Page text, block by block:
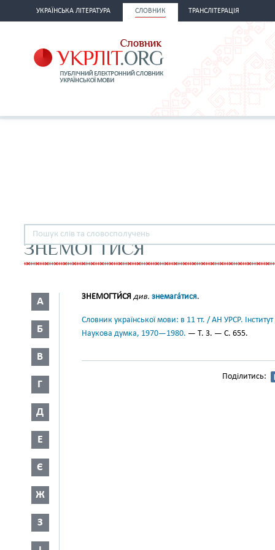
УКРАЇНСЬКА ЛІТЕРАТУРА СЛОВНИК ТРАНСЛІТЕРАЦІЯ
ЗНЕМОГТИСЯ
А
Б
В
Г
Д
Е
Є
Ж
З
ЗНЕМОГТИ́СЯ див. знемага́тися.
Словник української мови: в 11 тт. / АН УРСР.
Наукова думка, 1970—1980. — Т. 3. — С. 655.
Поділитись: